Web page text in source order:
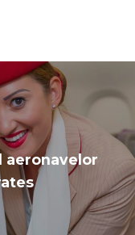
aeronavelor